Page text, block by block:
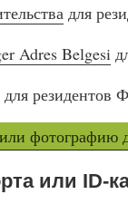
для
Adres Belgesi
для резидентов
фотографию
или ID-